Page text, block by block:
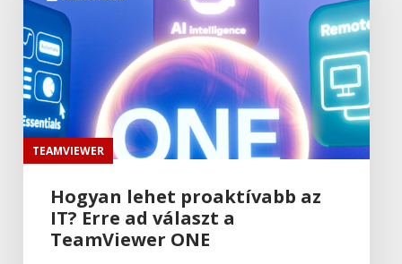
TEAMVIEWER
Hogyan lehet proaktívabb az
IT? Erre ad választ a
TeamViewer ONE